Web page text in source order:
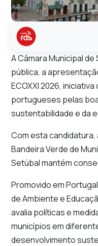
A Câmara Municipal
pública, a
ECOXXI 2026,
portugueses pelas
sustentabilidade e da
Com esta
Bandeira Verde de
Setúbal mantém
Promovido em
de Ambiente e
avalia políticas e
municípios em
desenvolvimento